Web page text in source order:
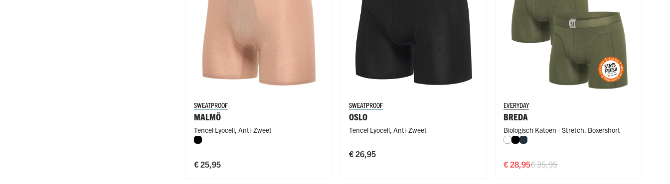
SWEATPROOF
MALMÖ
Tencel Lyocell, Anti-Zweet
Zwart
€ 25,95
SWEATPROOF
OSLO
Tencel Lyocell, Anti-Zweet
€ 26,95
EVERYDAY
BREDA
Biologisch Katoen - Stretch, Boxershort
WitZwartNavy
€ 28,95€ 35,95